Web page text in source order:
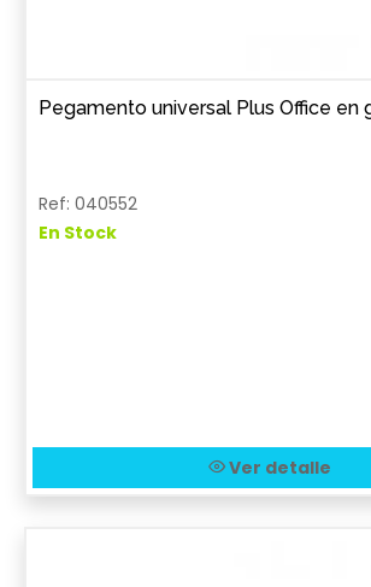
Pegamento universal Plus Office en
Ref: 040552
En Stock
Ver detalle